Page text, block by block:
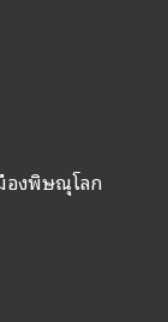
องพิษณุโลก